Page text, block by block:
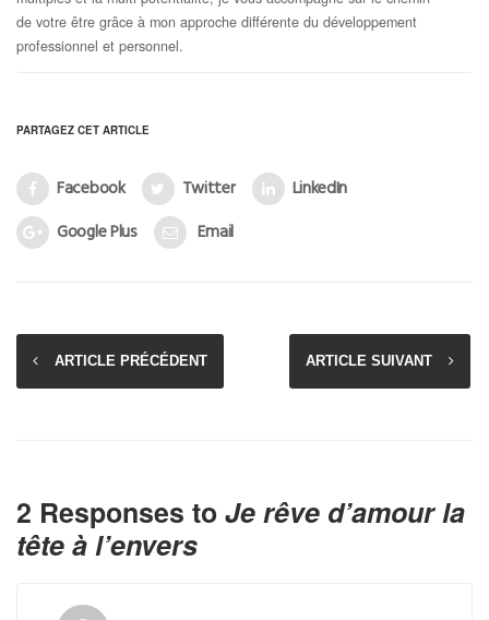
de votre être grâce à mon approche différente du développement
professionnel et personnel.
PARTAGEZ CET ARTICLE
Facebook Twitter
LinkedIn
Google Plus
Email
ARTICLE PRÉCÉDENT ARTICLE SUIVANT
2 Responses toJe rêve d’amour la
tête à l’envers